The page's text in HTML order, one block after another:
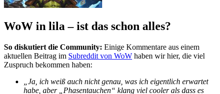
WoW in lila – ist das schon alles?
So diskutiert die Community: Einige Kommentare aus einem
aktuellen Beitrag im Subreddit von WoW haben wir hier, die viel
Zuspruch bekommen haben:
„Ja, ich weiß auch nicht genau, was ich eigentlich erwartet
habe, aber „Phasentauchen“ klang viel cooler als dass es